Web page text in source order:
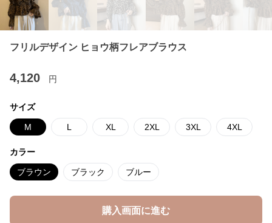
フリルデザイン ヒョウ柄フレアブラウス
4,120 円
サイズ
M L XL 2XL 3XL 4XL
カラー
ブラウン ブラック ブルー
購入画面に進む